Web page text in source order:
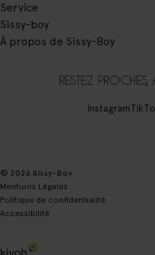
Service
Sissy-boy
À propos de Sissy-Boy
RESTEZ PROCHES,
Instagram
© 2026 Sissy-Boy
Mentions Légales
Politique de confidentialité
Accessibilité